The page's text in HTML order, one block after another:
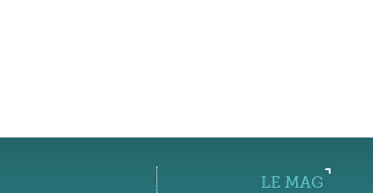
LE MAG